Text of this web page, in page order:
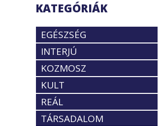
KATEGÓRIÁK
EGÉSZSÉG
INTERJÚ
KOZMOSZ
KULT
REÁL
TÁRSADALOM